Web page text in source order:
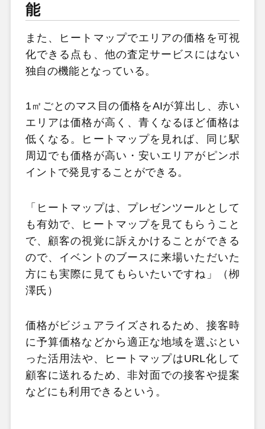
能
また、ヒートマップでエリアの価格を可視
化できる点も、他の査定サービスにはない
独自の機能となっている。
1㎡ごとのマス目の価格をAIが算出し、赤い
エリアは価格が高く、青くなるほど価格は
低くなる。ヒートマップを見れば、同じ駅
周辺でも価格が高い・安いエリアがピンポ
イントで発見することができる。
「ヒートマップは、プレゼンツールとして
も有効で、ヒートマップを見てもらうこと
で、顧客の視覚に訴えかけることができる
ので、イベントのブースに来場いただいた
方にも実際に見てもらいたいですね」（栁
澤氏）
価格がビジュアライズされるため、接客時
に予算価格などから適正な地域を選ぶとい
った活用法や、ヒートマップはURL化して
顧客に送れるため、非対面での接客や提案
などにも利用できるという。